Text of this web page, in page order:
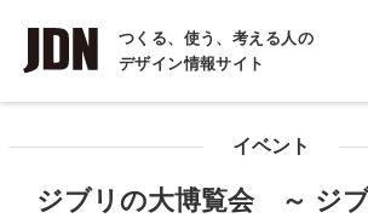
つくる、使う、考える人の
デザイン情報サイト
INTERVIEW
インタビュー
イベント
ジブリの大博覧会 ～ ジブ